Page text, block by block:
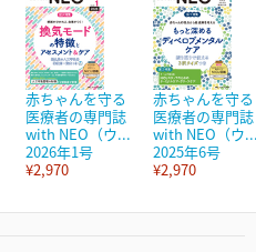
赤ちゃんを守る
医療者の専門誌
with NEO（ウ...
2026年1号
¥2,970
赤ちゃんを守る
医療者の専門誌
with NEO（ウ
2025年6号
¥2,970